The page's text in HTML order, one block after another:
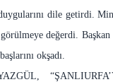
dile getirdi.
değerdi.
okşadı.